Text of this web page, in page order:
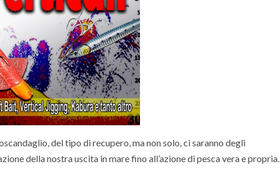
del tipo di recupero, ma non solo, ci saranno degli
della nostra uscita in mare fino all’azione di pesca vera e propria.